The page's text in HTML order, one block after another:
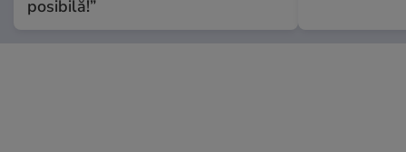
posibilă!”